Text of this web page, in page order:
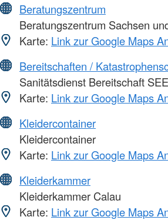
Beratungszentrum
Beratungszentrum Sachsen
Karte: Link zur Google Maps
Bereitschaften /
Sanitätsdienst Bereitschaft
Karte: Link zur Google Maps
Kleidercontainer
Kleidercontainer
Karte: Link zur Google Maps
Kleiderkammer
Kleiderkammer Calau
Karte: Link zur Google Maps